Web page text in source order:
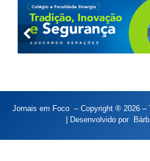
Jornais em Foco – Copyright ® 2026 –
| Desenvolvido por